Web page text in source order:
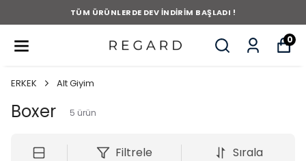
TÜM ÜRÜNLERDE DEV İNDİRİM BAŞLADI !
0
ERKEK Alt Giyim
Boxer 5 ürün
Filtrele Sırala